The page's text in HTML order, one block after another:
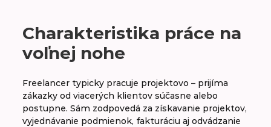
Charakteristika práce na
voľnej nohe
Freelancer typicky pracuje projektovo – prijíma
zákazky od viacerých klientov súčasne alebo
postupne. Sám zodpovedá za získavanie projektov,
vyjednávanie podmienok, fakturáciu aj odvádzanie